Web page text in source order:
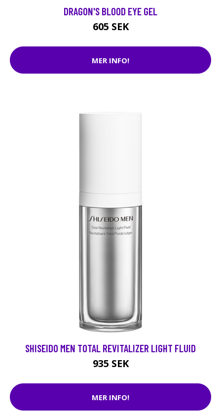
DRAGON'S BLOOD EYE GEL
605 SEK
MER INFO!
SHISEIDO MEN TOTAL REVITALIZER LIGHT FLUID
935 SEK
MER INFO!